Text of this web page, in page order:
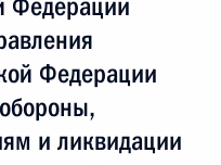
Федерации
Федерации
и ликвидации